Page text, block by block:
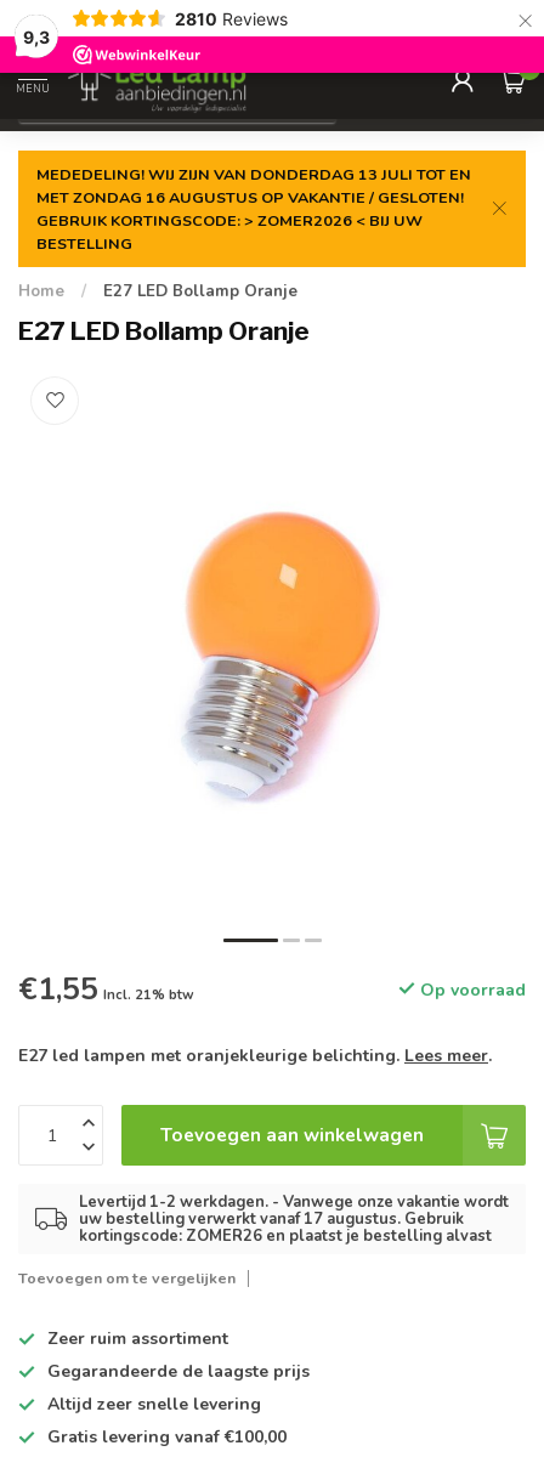
9,3
2810 Reviews ×
Gegarandeerde delaagste prijs
MENU
0
MEDEDELING! WIJ ZIJN VAN DONDERDAG 13 JULI TOT EN
MET ZONDAG 16 AUGUSTUS OP VAKANTIE / GESLOTEN!
GEBRUIK KORTINGSCODE: > ZOMER2026 < BIJ UW
BESTELLING
Home / E27 LED Bollamp Oranje
E27 LED Bollamp Oranje
€1,55 Incl. 21% btw Op voorraad
E27 led lampen met oranjekleurige belichting. Lees meer.
Toevoegen aan winkelwagen
Levertijd 1-2 werkdagen. - Vanwege onze vakantie wordt
uw bestelling verwerkt vanaf 17 augustus. Gebruik
kortingscode: ZOMER26 en plaatst je bestelling alvast
Toevoegen om te vergelijken
Zeer ruim assortiment
Gegarandeerde de laagste prijs
Altijd zeer snelle levering
Gratis levering vanaf €100,00